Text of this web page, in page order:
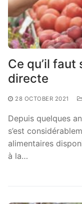
Ce qu’il
directe
28 OCTOBER 2021
Depuis quelques
s’est
alimentaires
à la…